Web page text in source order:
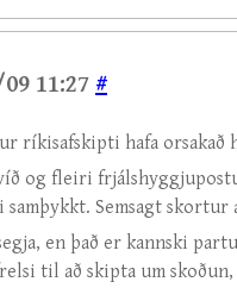
11:27 #
ríkisafskipti hafa orsakað
og fleiri
Semsagt skortur
en það er kannski
til að skipta um